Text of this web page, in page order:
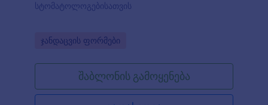
სტომატოლოგებისათვის
Go to Category:
ჯანდაცვის ფორმები
შაბლონის გამოყენება